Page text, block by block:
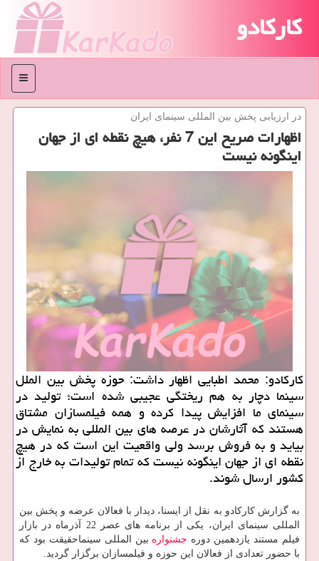
کارکادو
منو
در ارزیابی پخش بین المللی سینمای ایران
اظهارات صریح این 7 نفر، هیچ نقطه ای از جهان
اینگونه نیست
كاركادو: محمد اطبایی اظهار داشت: حوزه پخش بین الملل
سینما دچار به هم ریختگی عجیبی شده است؛ تولید در
سینمای ما افزایش پیدا كرده و همه فیلمسازان مشتاق
هستند كه آثارشان در عرصه های بین المللی به نمایش در
بیاید و به فروش برسد ولی واقعیت این است كه در هیچ
نقطه ای از جهان اینگونه نیست كه تمام تولیدات به خارج از
كشور ارسال شوند.
به گزارش كاركادو به نقل از ایسنا، دیدار با فعالان عرضه و پخش بین
المللی سینمای ایران، یكی از برنامه های عصر 22 آذرماه در بازار
فیلم مستند یازدهمین دوره جشنواره بین المللی سینماحقیقت بود كه
با حضور تعدادی از فعالان این حوزه و فیلمسازان برگزار گردید.